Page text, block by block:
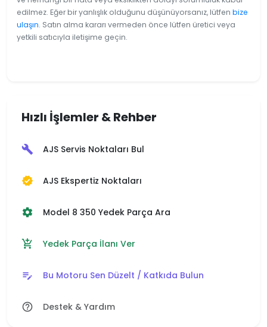
edilmez. Eğer bir yanlışlık olduğunu düşünüyorsanız, lütfen bize
ulaşın. Satın alma kararı vermeden önce lütfen üretici veya
yetkili satıcıyla iletişime geçin.
Hızlı İşlemler & Rehber
build AJS Servis Noktaları Bul
verified AJS Ekspertiz Noktaları
settings Model 8 350 Yedek Parça Ara
add_shopping_cart Yedek Parça İlanı Ver
edit_note Bu Motoru Sen Düzelt / Katkıda Bulun
help_outline Destek & Yardım